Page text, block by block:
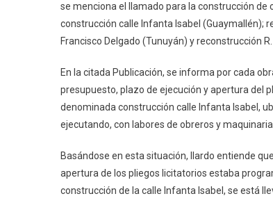
se menciona el llamado para la construcción de
construcción calle Infanta Isabel (Guaymallén);
Francisco Delgado (Tunuyán) y reconstrucción R.
En la citada Publicación, se informa por cada
presupuesto, plazo de ejecución y apertura del
denominada construcción calle Infanta Isabel,
ejecutando, con labores de obreros y
Basándose en esta situación, Ilardo entiende
apertura de los pliegos licitatorios estaba
construcción de la calle Infanta Isabel, se está